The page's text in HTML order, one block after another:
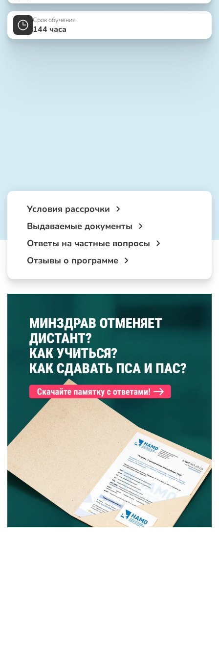
Срок обучения
144 часа
Условия рассрочки
Выдаваемые документы
Ответы на частные вопросы
Отзывы о программе